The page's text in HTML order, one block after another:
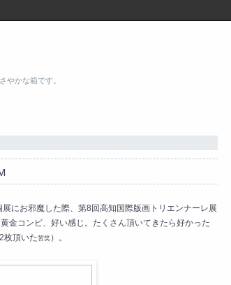
やかな箱です。
展にお邪魔した際、第8回高知国際版画トリエンナーレ展
金コンビ、好い感じ。たくさん頂いてきたら好かった
枚頂いた苦笑 ）。